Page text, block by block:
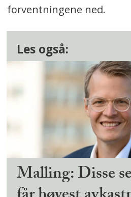
forventningene ned.
Les også:
Malling: Disse